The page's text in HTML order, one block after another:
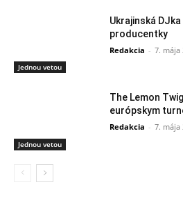
Jednou vetou
Ukrajinská
producentky
Redakcia - 7. mája
Jednou vetou
The Lemon
európskym
Redakcia - 7. mája